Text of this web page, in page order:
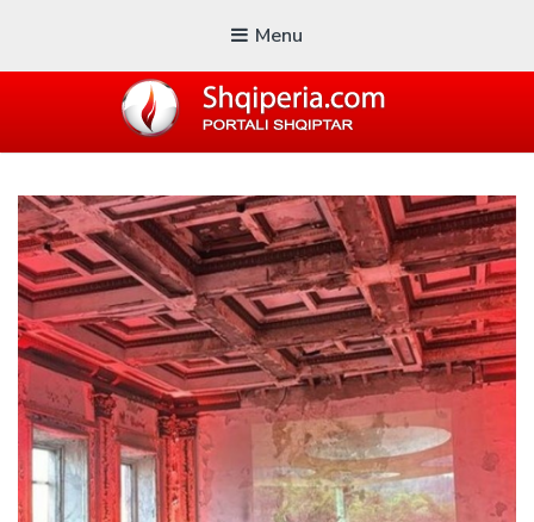
Menu
Blogu i ShqiperiaCom